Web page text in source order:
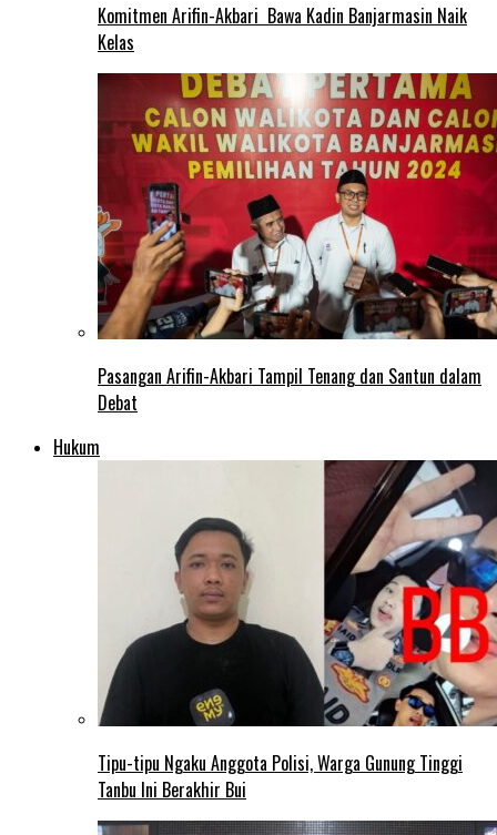
Komitmen Arifin-Akbari Bawa Kadin Banjarmasin Naik
Kelas
Pasangan Arifin-Akbari Tampil Tenang dan Santun dalam
Debat
Hukum
Tipu-tipu Ngaku Anggota Polisi, Warga Gunung Tinggi
Tanbu Ini Berakhir Bui